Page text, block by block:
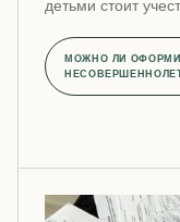
МОЖНО ЛИ